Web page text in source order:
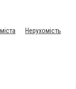
Нерухомість